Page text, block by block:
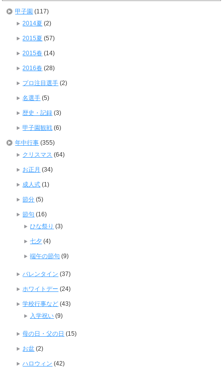
甲子園 (117)
2014夏 (2)
2015夏 (57)
2015春 (14)
2016春 (28)
プロ注目選手 (2)
名選手 (5)
歴史・記録 (3)
甲子園観戦 (6)
年中行事 (355)
クリスマス (64)
お正月 (34)
成人式 (1)
節分 (5)
節句 (16)
ひな祭り (3)
七夕 (4)
端午の節句 (9)
バレンタイン (37)
ホワイトデー (24)
学校行事など (43)
入学祝い (9)
母の日・父の日 (15)
お盆 (2)
ハロウィン (42)